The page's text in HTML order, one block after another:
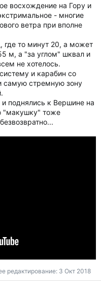
восхождение на Гору и
- многие
ветра при вполне
где то минут 20, а может
м, а "за углом" шквал и
не хотелось.
и карабин со
самую стремную зону
поднялись к Вершине на
"макушку" тоже
редактирование: 3 Окт 2018